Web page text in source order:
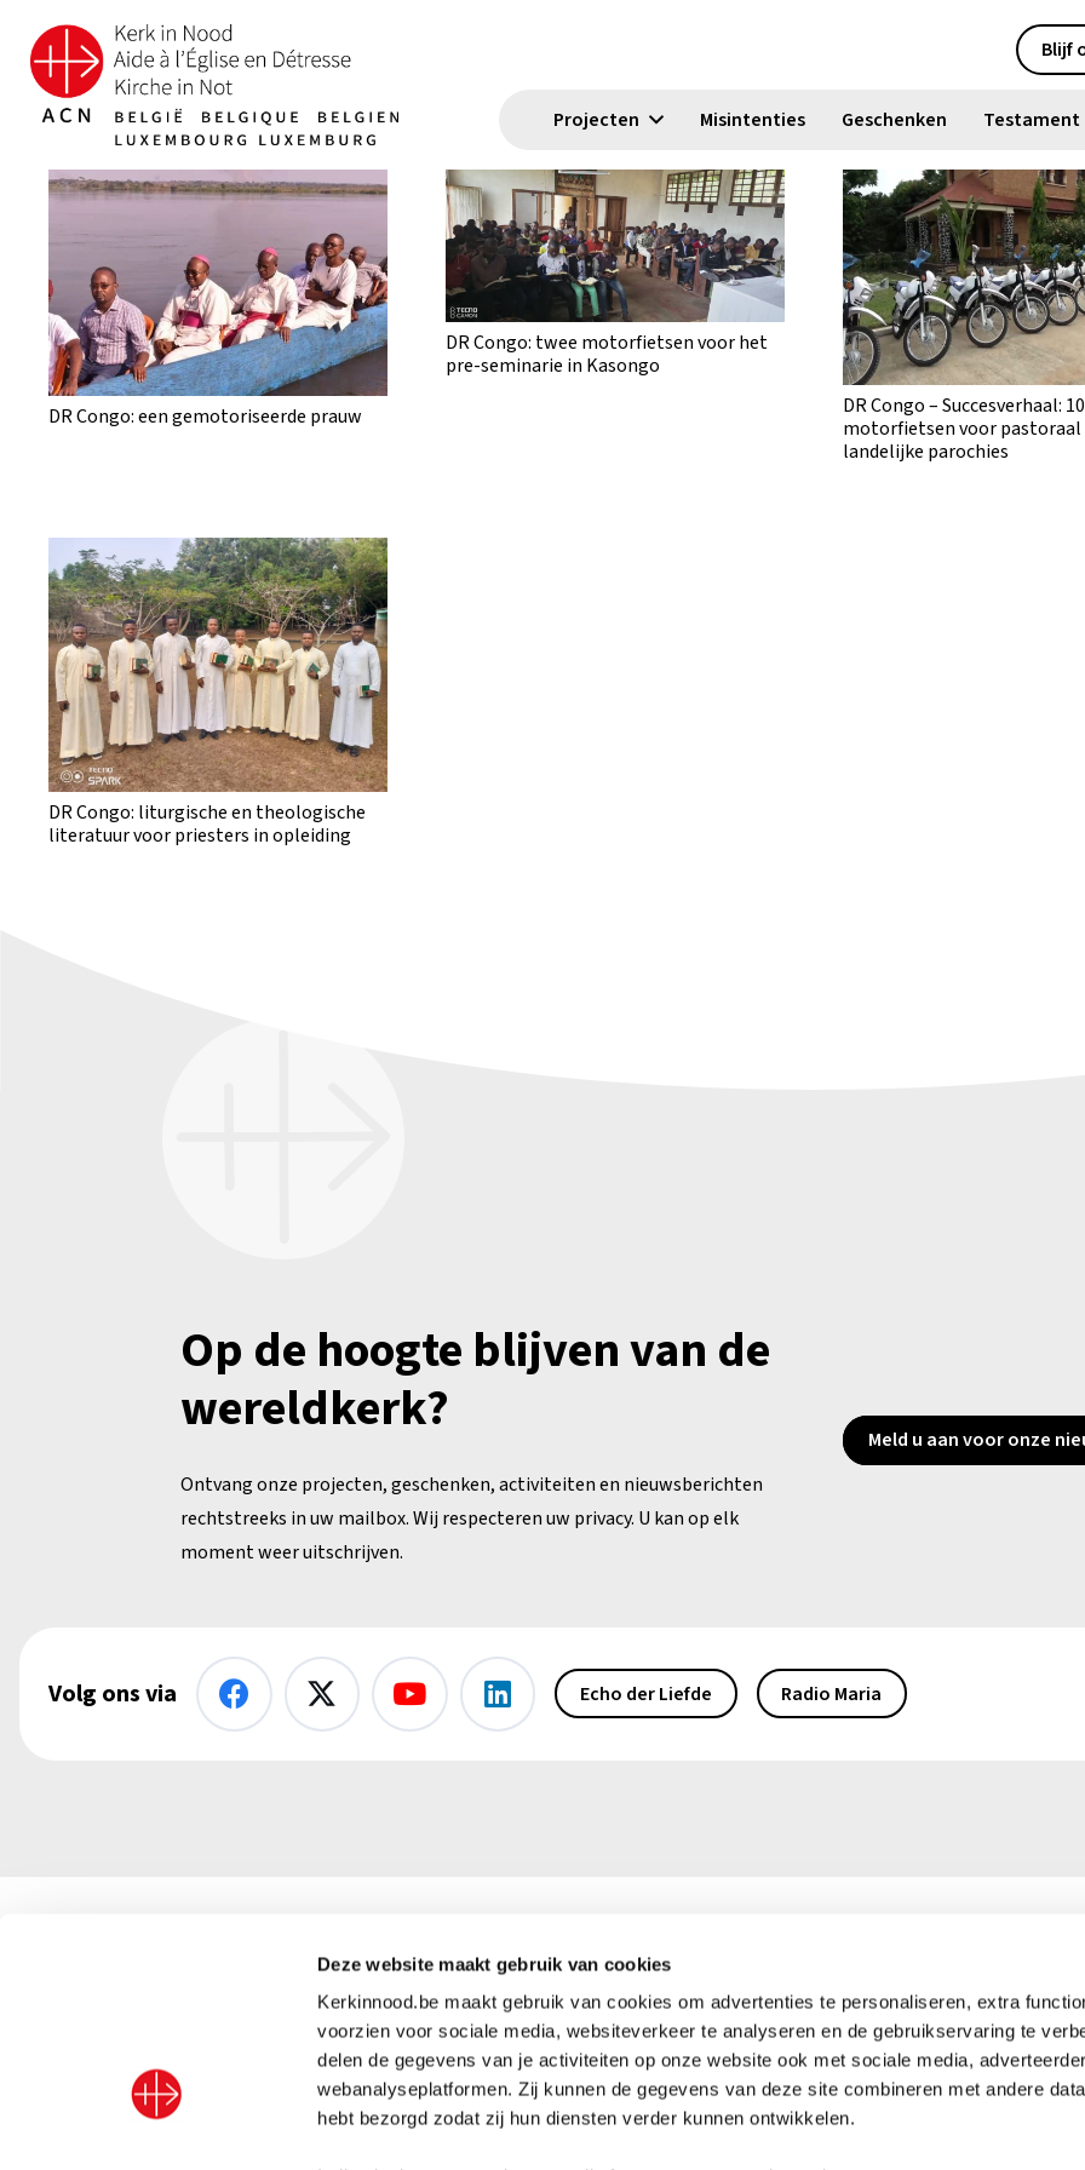
Deze website maakt gebruik van cookies
Kerkinnood.be maakt gebruik van cookies om advertenties te personaliseren, extra
voorzien voor sociale media, websiteverkeer te analyseren en de gebruikservaring te
delen de gegevens van je activiteiten op onze website ook met sociale media,
webanalyseplatformen. Zij kunnen de gegevens van deze site combineren met andere
hebt bezorgd zodat zij hun diensten verder kunnen ontwikkelen.
Blijf
Projecten Misintenties Geschenken Testament
DR Congo: een gemotoriseerde prauw
DR Congo: twee motorfietsen voor het
pre-seminarie in Kasongo
DR Congo – Succesverhaal: 10
motorfietsen voor pastoraal
landelijke parochies
DR Congo: liturgische en theologische
literatuur voor priesters in opleiding
Op de hoogte blijven van de
wereldkerk?
Ontvang onze projecten, geschenken, activiteiten en nieuwsberichten
rechtstreeks in uw mailbox. Wij respecteren uw privacy. U kan op elk
moment weer uitschrijven.
Meld u aan voor onze
Volg ons via Echo der Liefde Radio Maria
3001 Leuven, België
+32 (0)16 39 50 50
info@kerkinnood.be
BE91 4176 0144 9176
Heeft u vragen of
er voor u!